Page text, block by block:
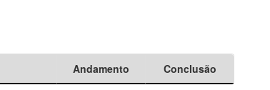
Andamento Conclusão